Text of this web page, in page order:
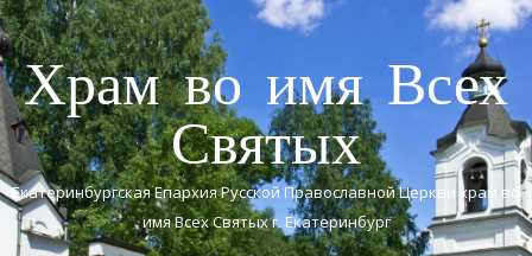
Храм во имя Всех
Святых
Екатеринбургская Епархия Русской Православной Церкви храм во
имя Всех Святых г. Екатеринбург